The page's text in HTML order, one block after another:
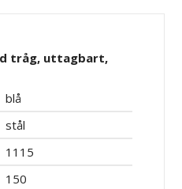
tråg, uttagbart,
blå
stål
1115
150